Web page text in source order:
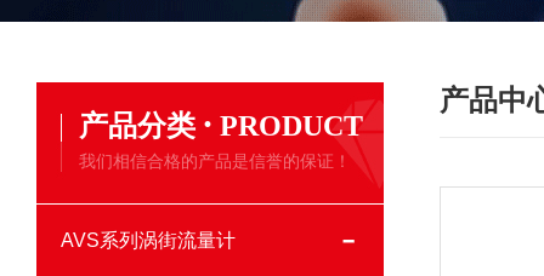
产品分类 · PRODUCT
我们相信合格的产品是信誉的保证！
AVS系列涡街流量计
产品中